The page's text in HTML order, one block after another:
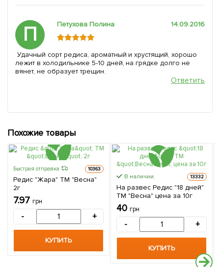
П Петухова Полина 14.09.2016
Удачный сорт редиса, ароматный и хрустящий, хорошо
лежит в холодильнике 5-10 дней, на грядке долго не
вянет, не образует трещин.
Ответить
Похожие товары
Быстрая отправка 10363
Редис "Жара" ТМ "Весна"
2г
7.97 грн
- +
КУПИТЬ
В наличии. 13332
На развес Редис "18 дней"
ТМ "Весна" цена за 10г
40 грн
- +
КУПИТЬ